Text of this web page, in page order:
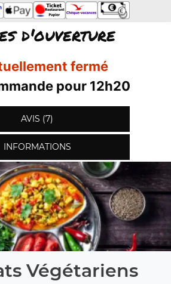
d'ouverture
fermé
pour 12h20
AVIS (7)
INFORMATIONS
Végétariens